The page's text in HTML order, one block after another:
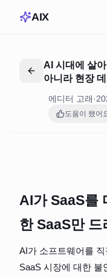
AIX
AI 시대에 살
아니라 현장
에디터 고래·
도움이 됐어
AI가 SaaS를
한 SaaS만
AI가 소프트웨어를
SaaS 시장에 대한 불